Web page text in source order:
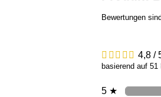
Bewertungen
4,8 /
basierend auf 51
5 ★